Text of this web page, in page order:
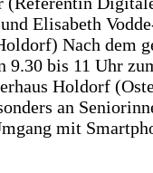
Elisabeth
Nach dem
9.30 bis 11 Uhr
Holdorf
an
mit